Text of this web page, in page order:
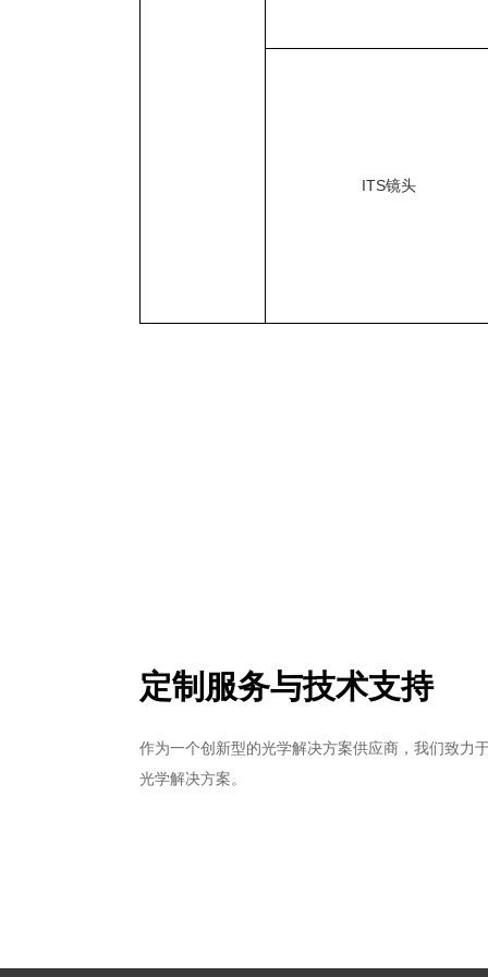
ITS镜头
定制服务与技术支持
作为一个创新型的光学解决方案供应商，我们致力
光学解决方案。